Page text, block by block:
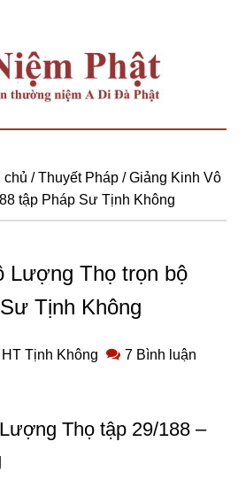
chủ / Thuyết Pháp /Giảng Kinh Vô
tập Pháp Sư Tịnh Không
Lượng Thọ trọn bộ
Tịnh Không
HT Tịnh Không 7 Bình luận
Thọ tập 29/188 –